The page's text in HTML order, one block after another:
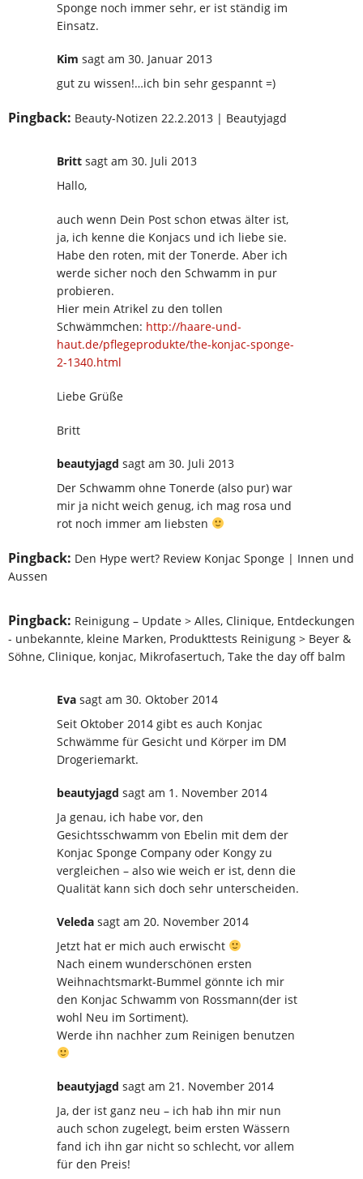
Sponge noch immer sehr, er ist ständig im
Einsatz.
Kim sagt am 30. Januar 2013
gut zu wissen!…ich bin sehr gespannt =)
Pingback: Beauty-Notizen 22.2.2013 | Beautyjagd
Britt sagt am 30. Juli 2013
Hallo,
auch wenn Dein Post schon etwas älter ist,
ja, ich kenne die Konjacs und ich liebe sie.
Habe den roten, mit der Tonerde. Aber ich
werde sicher noch den Schwamm in pur
probieren.
Hier mein Atrikel zu den tollen
Schwämmchen: http://haare-und-
haut.de/pflegeprodukte/the-konjac-sponge-
2-1340.html
Liebe Grüße
Britt
beautyjagd sagt am 30. Juli 2013
Der Schwamm ohne Tonerde (also pur) war
mir ja nicht weich genug, ich mag rosa und
rot noch immer am liebsten
Pingback: Den Hype wert? Review Konjac Sponge | Innen und
Aussen
Pingback: Reinigung – Update > Alles, Clinique, Entdeckungen
- unbekannte, kleine Marken, Produkttests Reinigung > Beyer &
Söhne, Clinique, konjac, Mikrofasertuch, Take the day off balm
Eva sagt am 30. Oktober 2014
Seit Oktober 2014 gibt es auch Konjac
Schwämme für Gesicht und Körper im DM
Drogeriemarkt.
beautyjagd sagt am 1. November 2014
Ja genau, ich habe vor, den
Gesichtsschwamm von Ebelin mit dem der
Konjac Sponge Company oder Kongy zu
vergleichen – also wie weich er ist, denn die
Qualität kann sich doch sehr unterscheiden.
Veleda sagt am 20. November 2014
Jetzt hat er mich auch erwischt
Nach einem wunderschönen ersten
Weihnachtsmarkt-Bummel gönnte ich mir
den Konjac Schwamm von Rossmann(der ist
wohl Neu im Sortiment).
Werde ihn nachher zum Reinigen benutzen
beautyjagd sagt am 21. November 2014
Ja, der ist ganz neu – ich hab ihn mir nun
auch schon zugelegt, beim ersten Wässern
fand ich ihn gar nicht so schlecht, vor allem
für den Preis!